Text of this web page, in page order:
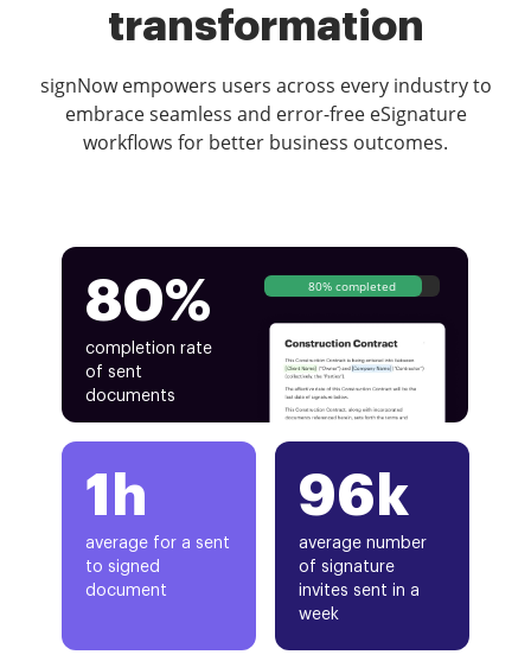
transformation
signNow empowers users across every industry to
embrace seamless and error-free eSignature
workflows for better business outcomes.
80%
completion rate
of sent
documents
80% completed
1h
average for a sent
to signed
document
96k
average number
of signature
invites sent in a
week